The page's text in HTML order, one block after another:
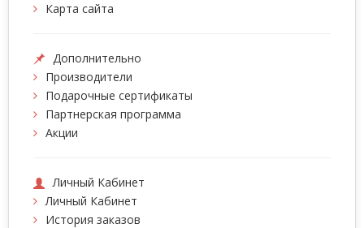
Карта сайта
Дополнительно
Производители
Подарочные сертификаты
Партнерская программа
Акции
Личный Кабинет
Личный Кабинет
История заказов